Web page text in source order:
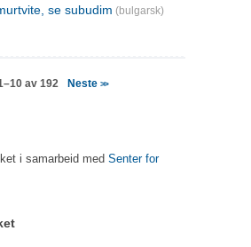
se subudim (bulgarsk)
av 192 Neste >>
i samarbeid med Senter for